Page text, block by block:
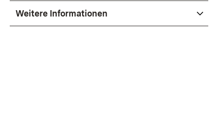
Weitere Informationen